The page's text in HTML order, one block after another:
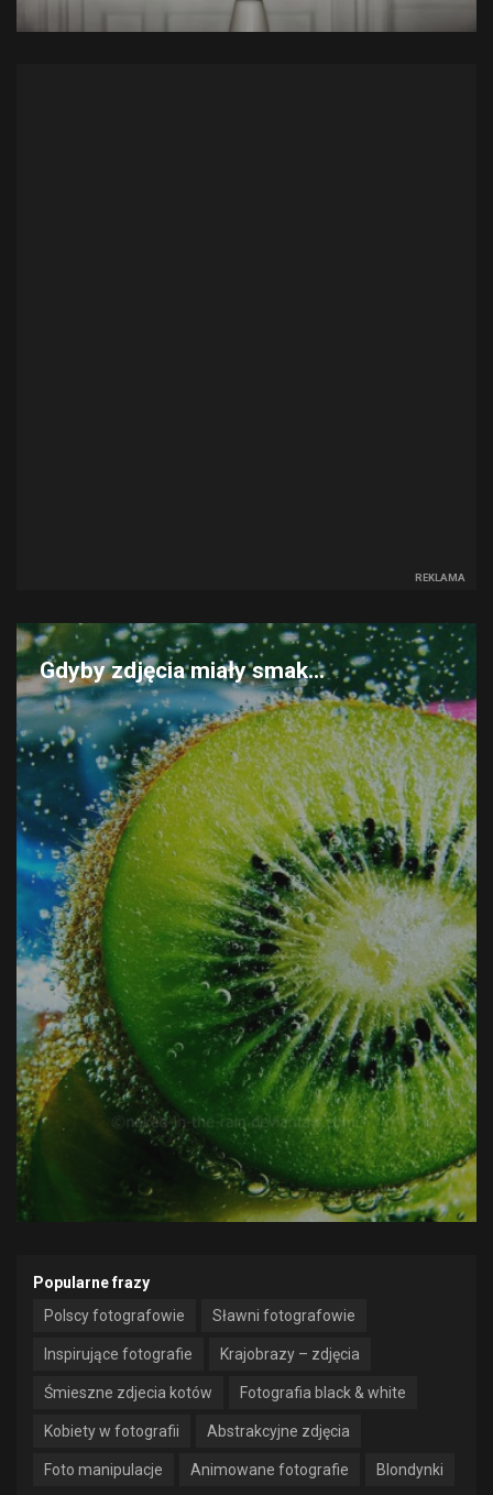
REKLAMA
Gdyby zdjęcia miały smak...
Popularne frazy
Polscy fotografowie
Sławni fotografowie
Inspirujące fotografie Krajobrazy – zdjęcia
Śmieszne zdjecia kotów Fotografia black & white
Kobiety w fotografii Abstrakcyjne zdjęcia
Foto manipulacje Animowane fotografie Blondynki